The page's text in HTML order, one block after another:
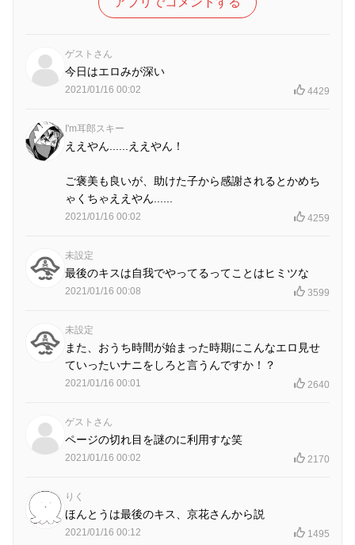
ゲストさん
今日はエロみが深い
2021/01/16 00:02 4429
I'm耳郎スキー
ええやん......ええやん！
ご褒美も良いが、助けた子から感謝されるとかめち
ゃくちゃええやん......
2021/01/16 00:02 4259
未設定
最後のキスは自我でやってるってことはヒミツな
2021/01/16 00:08 3599
未設定
また、おうち時間が始まった時期にこんなエロ見せ
ていったいナニをしろと言うんですか！？
2021/01/16 00:01 2640
ゲストさん
ページの切れ目を謎のに利用すな笑
2021/01/16 00:02 2170
りく
ほんとうは最後のキス、京花さんから説
2021/01/16 00:12 1495